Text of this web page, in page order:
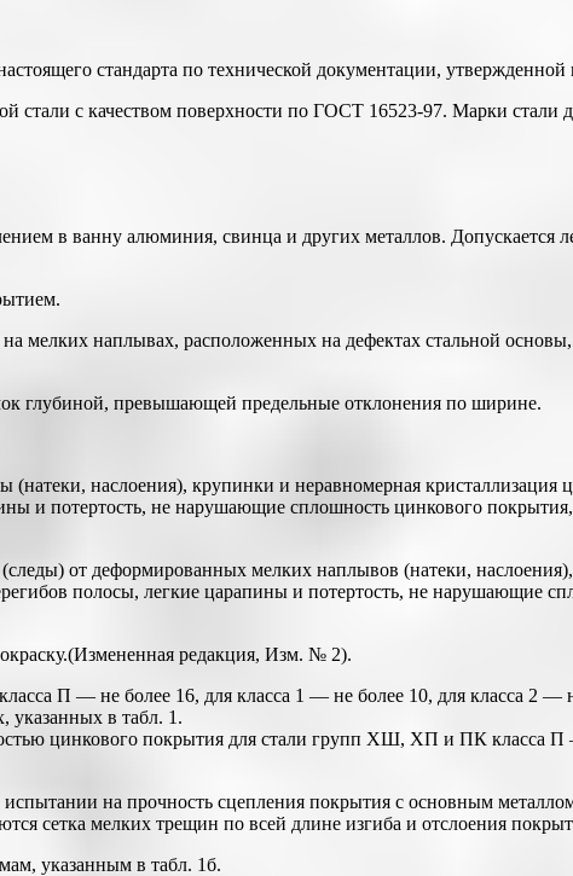
стандарта по технической документации,
стали с качеством поверхности по ГОСТ 16523-97. Марки стали
в ванну алюминия, свинца и других металлов. Допускается
мелких наплывах, расположенных на дефектах стальной
глубиной, превышающей предельные отклонения по ширине.
наслоения), крупинки и неравномерная кристаллизация
и потертость, не нарушающие сплошность цинкового
от деформированных мелких наплывов (натеки,
полосы, легкие царапины и потертость, не нарушающие
редакция, Изм. № 2).
П — не более 16, для класса 1 — не более 10, для класса 2 —
указанных в табл. 1.
цинкового покрытия для стали групп ХШ, ХП и ПК класса
на прочность сцепления покрытия с основным
сетка мелких трещин по всей длине изгиба и отслоения
указанным в табл. 1б.